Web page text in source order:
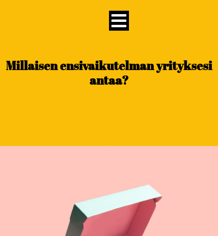
Millaisen ensivaikutelman yrityksesi
antaa?